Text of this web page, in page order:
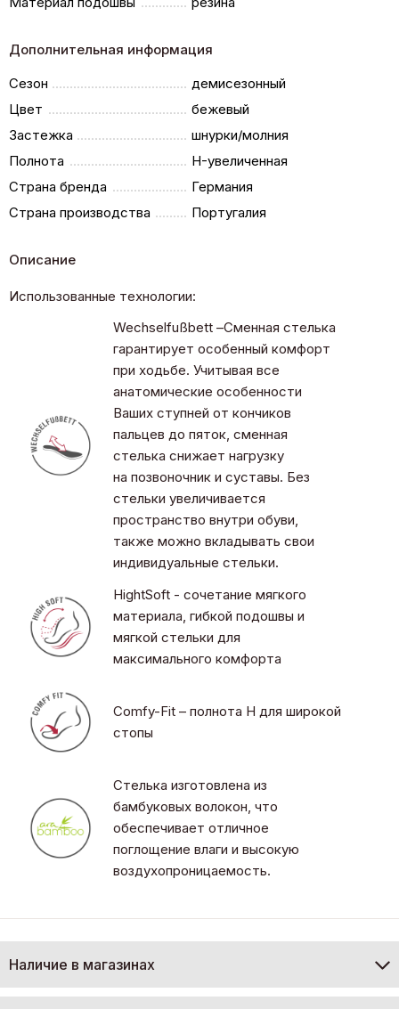
Дополнительная информация
Сезон
демисезонный
Цвет
бежевый
Застежка
шнурки/молния
Полнота
H-увеличенная
Страна бренда
Германия
Страна производства
Португалия
Описание
Использованные технологии:
Wechselfußbett –Сменная стелька
гарантирует особенный комфорт
при ходьбе. Учитывая все
анатомические особенности
Ваших ступней от кончиков
пальцев до пяток, сменная
стелька снижает нагрузку
на позвоночник и суставы. Без
стельки увеличивается
пространство внутри обуви,
также можно вкладывать свои
индивидуальные стельки.
HightSoft - сочетание мягкого
материала, гибкой подошвы и
мягкой стельки для
максимального комфорта
Comfy-Fit – полнота H для широкой
стопы
Стелька изготовлена из
бамбуковых волокон, что
обеспечивает отличное
поглощение влаги и высокую
воздухопроницаемость.
Наличие в магазинах